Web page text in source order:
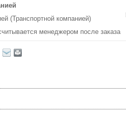
(Транспортной компанией)
менеджером после заказа